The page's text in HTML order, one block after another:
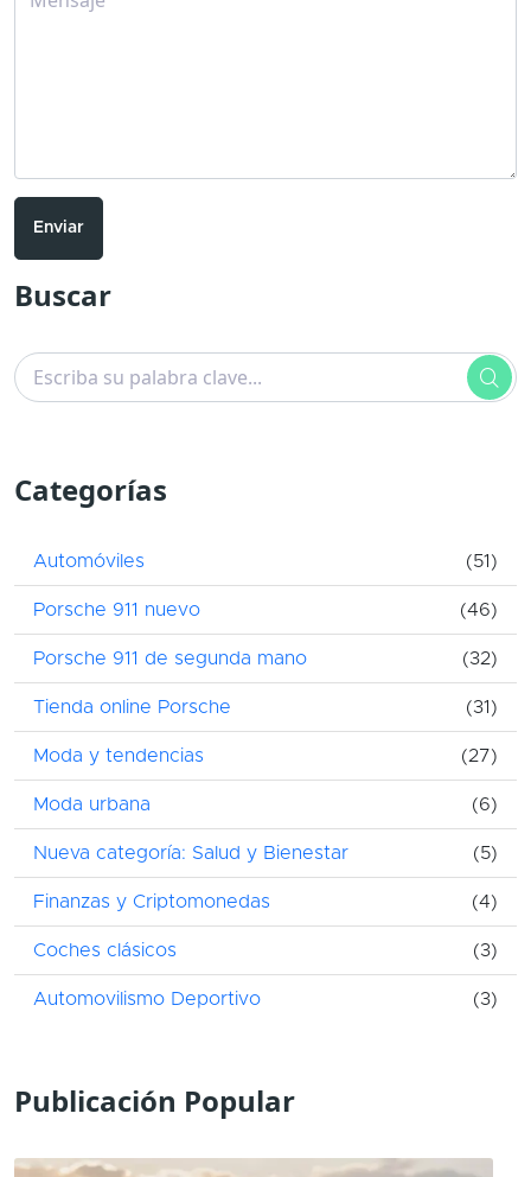
Enviar
Buscar
Categorías
Automóviles (51)
Porsche 911 nuevo (46)
Porsche 911 de segunda mano (32)
Tienda online Porsche (31)
Moda y tendencias (27)
Moda urbana (6)
Nueva categoría: Salud y Bienestar (5)
Finanzas y Criptomonedas (4)
Coches clásicos (3)
Automovilismo Deportivo (3)
Publicación Popular